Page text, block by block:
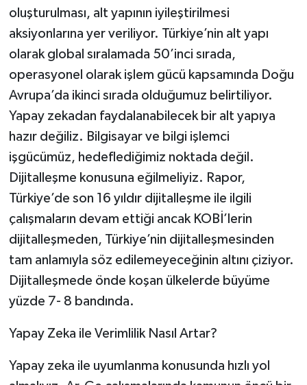
oluşturulması, alt yapının iyileştirilmesi
aksiyonlarına yer veriliyor. Türkiye’nin alt yapı
olarak global sıralamada 50’inci sırada,
operasyonel olarak işlem gücü kapsamında Doğu
Avrupa’da ikinci sırada olduğumuz belirtiliyor.
Yapay zekadan faydalanabilecek bir alt yapıya
hazır değiliz. Bilgisayar ve bilgi işlemci
işgücümüz, hedeflediğimiz noktada değil.
Dijitalleşme konusuna eğilmeliyiz. Rapor,
Türkiye’de son 16 yıldır dijitalleşme ile ilgili
çalışmaların devam ettiği ancak KOBİ’lerin
dijitalleşmeden, Türkiye’nin dijitalleşmesinden
tam anlamıyla söz edilemeyeceğinin altını çiziyor.
Dijitalleşmede önde koşan ülkelerde büyüme
yüzde 7- 8 bandında.
Yapay Zeka ile Verimlilik Nasıl Artar?
Yapay zeka ile uyumlanma konusunda hızlı yol